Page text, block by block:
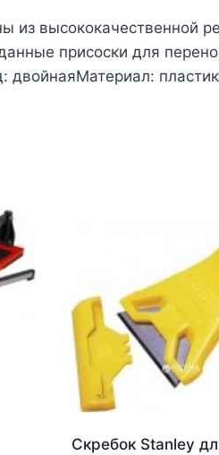
из высококачественной
присоски для
двойнаяМатериал:
Скребок Stanley